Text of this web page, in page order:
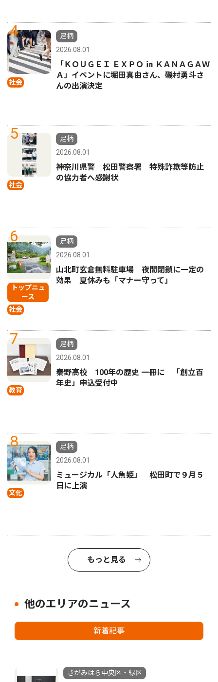
4
社会
足柄
2026.08.01
「ＫＯＵＧＥＩ ＥＸＰＯ ㏌ ＫＡＮＡＧＡＷ
Ａ」イベントに堀田真由さん、磯村勇斗さ
んの出演決定
5
社会
足柄
2026.08.01
神奈川県警 松田警察署 特殊詐欺等防止
の協力者へ感謝状
6
トップニュ
ース
社会
足柄
2026.08.01
山北町玄倉無料駐車場 夜間閉鎖に一定の
効果 夏休みも「マナー守って」
7
教育
足柄
2026.08.01
秦野高校 100年の歴史 一冊に 「創立百
年史」申込受付中
8
文化
足柄
2026.08.01
ミュージカル「人魚姫」 松田町で９月５
日に上演
もっと見る
他のエリアのニュース
新着記事
さがみはら中央区・緑区